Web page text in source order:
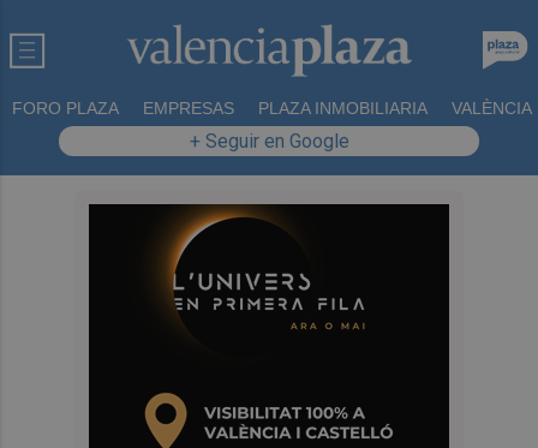
FORO PLAZA EMPRESAS PLAZA INMOBILIARIA VALÈNCIA
+ Seguir en Google